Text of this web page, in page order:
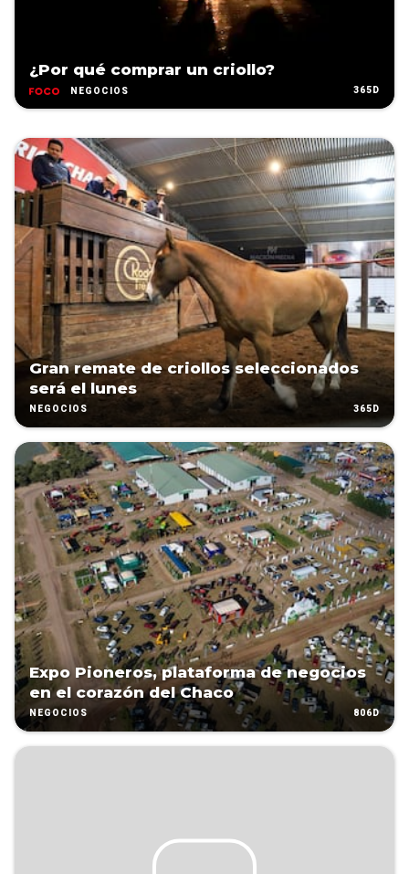
¿Por qué comprar un criollo?
NEGOCIOS 365D
Gran remate de criollos seleccionados
será el lunes
NEGOCIOS 365D
Expo Pioneros, plataforma de negocios
en el corazón del Chaco
NEGOCIOS 806D